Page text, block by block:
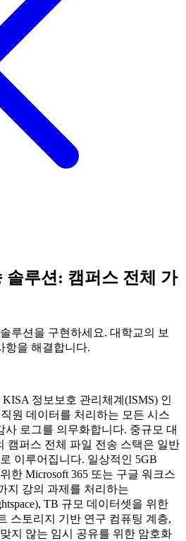
솔루션: 캠퍼스 전체 가
루션을 구현하세요. 대학교의 보
항을 해결합니다.
정보보호 관리체계(ISMS) 인
원 데이터를 처리하는 모든 시스
사 로그를 의무화합니다. 중규모 대
캠퍼스 전체 파일 전송 스택은 일반
이루어집니다. 일상적인 5GB
한 Microsoft 365 또는 구글 워크스
지 강의 과제를 처리하는
TB 규모 데이터셋을 위한
스토리지 기반 연구 컴퓨팅 계층,
지 않는 임시 공유를 위한 암호화